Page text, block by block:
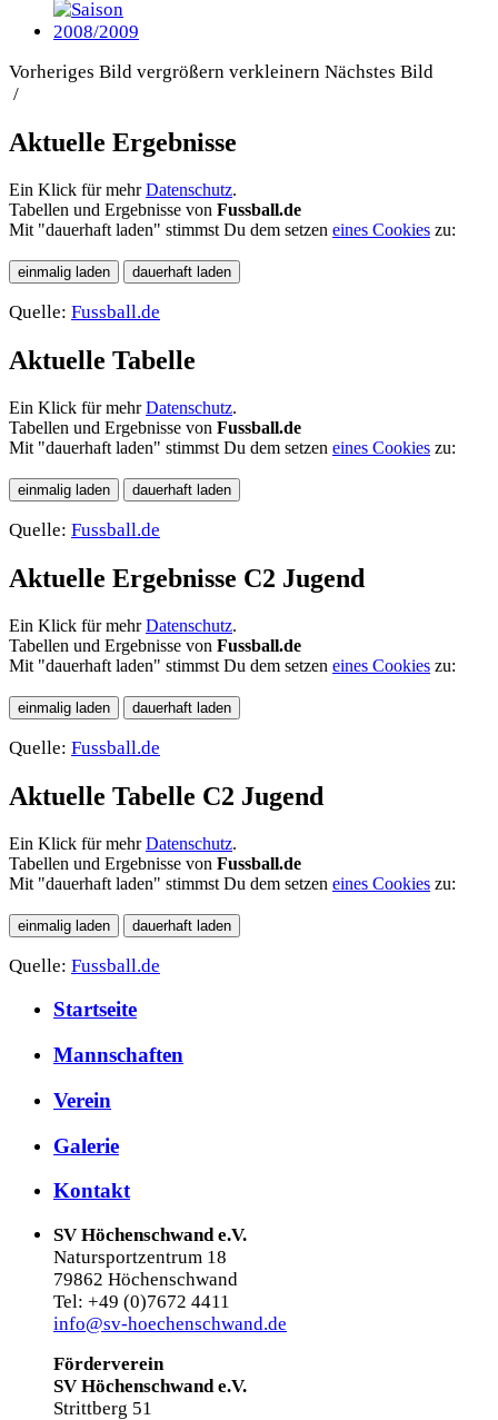
Vorheriges Bild vergrößern verkleinern Nächstes Bild
/
Aktuelle Ergebnisse
Ein Klick für mehrDatenschutz.
Tabellen und Ergebnisse von Fussball.de
Mit "dauerhaft laden" stimmst Du dem setzen eines Cookies zu:
Quelle: Fussball.de
Aktuelle Tabelle
Ein Klick für mehrDatenschutz.
Tabellen und Ergebnisse von Fussball.de
Mit "dauerhaft laden" stimmst Du dem setzen eines Cookies zu:
Quelle: Fussball.de
Aktuelle Ergebnisse C2 Jugend
Ein Klick für mehrDatenschutz.
Tabellen und Ergebnisse von Fussball.de
Mit "dauerhaft laden" stimmst Du dem setzen eines Cookies zu:
Quelle: Fussball.de
Aktuelle Tabelle C2 Jugend
Ein Klick für mehrDatenschutz.
Tabellen und Ergebnisse von Fussball.de
Mit "dauerhaft laden" stimmst Du dem setzen eines Cookies zu:
Quelle: Fussball.de
Startseite
Mannschaften
Verein
Galerie
Kontakt
SV Höchenschwand e.V.
Natursportzentrum 18
79862 Höchenschwand
Tel: +49 (0)7672 4411
info@sv-hoechenschwand.de
Förderverein
SV Höchenschwand e.V.
Strittberg 51